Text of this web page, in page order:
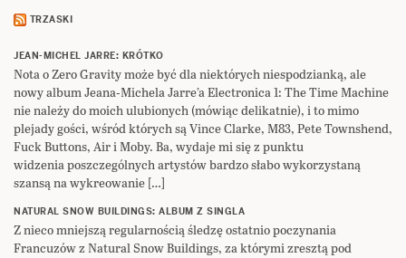
TRZASKI
JEAN-MICHEL JARRE: KRÓTKO
Nota o Zero Gravity może być dla niektórych niespodzianką, ale
nowy album Jeana-Michela Jarre’a Electronica 1: The Time Machine
nie należy do moich ulubionych (mówiąc delikatnie), i to mimo
plejady gości, wśród których są Vince Clarke, M83, Pete Townshend,
Fuck Buttons, Air i Moby. Ba, wydaje mi się z punktu
widzenia poszczególnych artystów bardzo słabo wykorzystaną
szansą na wykreowanie […]
NATURAL SNOW BUILDINGS: ALBUM Z SINGLA
Z nieco mniejszą regularnością śledzę ostatnio poczynania
Francuzów z Natural Snow Buildings, za którymi zresztą pod